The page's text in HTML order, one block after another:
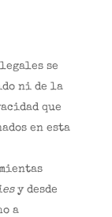
se
ni de la
que
en esta
y desde
a